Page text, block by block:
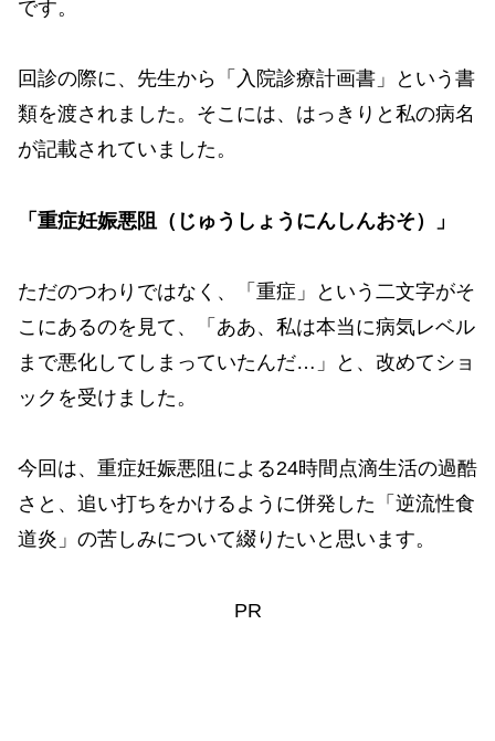
です。
回診の際に、先生から「入院診療計画書」という書
類を渡されました。そこには、はっきりと私の病名
が記載されていました。
「重症妊娠悪阻（じゅうしょうにんしんおそ）」
ただのつわりではなく、「重症」という二文字がそ
こにあるのを見て、「ああ、私は本当に病気レベル
まで悪化してしまっていたんだ…」と、改めてショ
ックを受けました。
今回は、重症妊娠悪阻による24時間点滴生活の過酷
さと、追い打ちをかけるように併発した「逆流性食
道炎」の苦しみについて綴りたいと思います。
PR